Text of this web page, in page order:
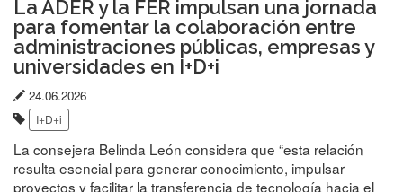
La ADER y la FER impulsan una jornada
para fomentar la colaboración entre
administraciones públicas, empresas y
universidades en I+D+i
Fecha
de
publicación:
24.06.2026
Etiquetas:
I+D+i
La consejera Belinda León considera que “esta relación
resulta esencial para generar conocimiento, impulsar
proyectos y facilitar la transferencia de tecnología hacia el